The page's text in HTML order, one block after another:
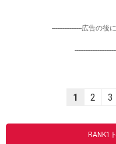
-----------------広告の後
1 2 3
RANK1